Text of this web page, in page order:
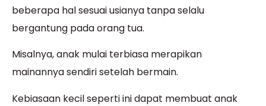
beberapa hal sesuai usianya tanpa selalu
bergantung pada orang tua.
Misalnya, anak mulai terbiasa merapikan
mainannya sendiri setelah bermain.
Kebiasaan kecil seperti ini dapat membuat anak